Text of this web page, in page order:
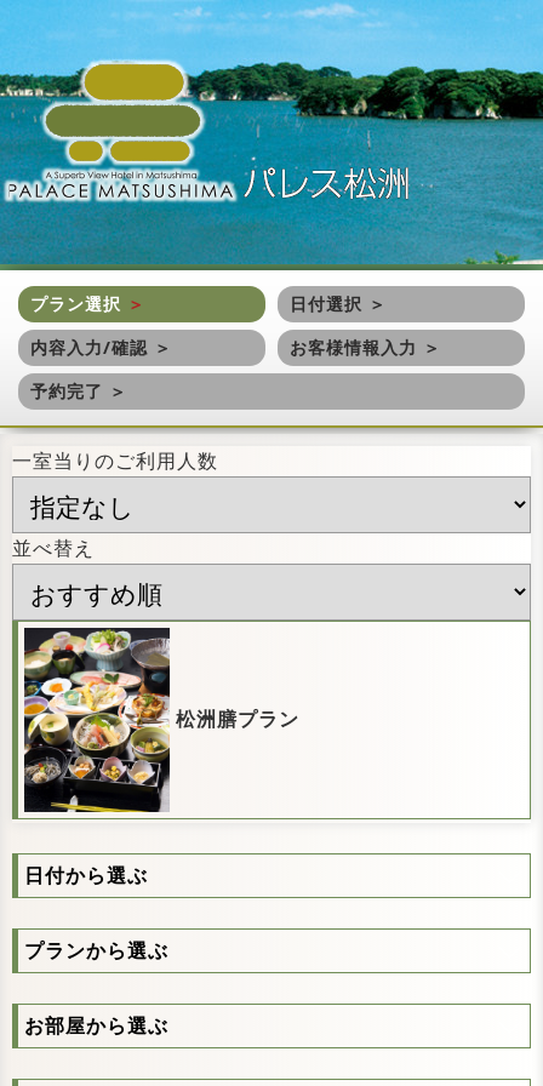
プラン選択
日付選択
内容入力/確認
お客様情報入力
予約完了
一室当りのご利用人数
並べ替え
松洲膳プラン
日付から選ぶ
プランから選ぶ
お部屋から選ぶ